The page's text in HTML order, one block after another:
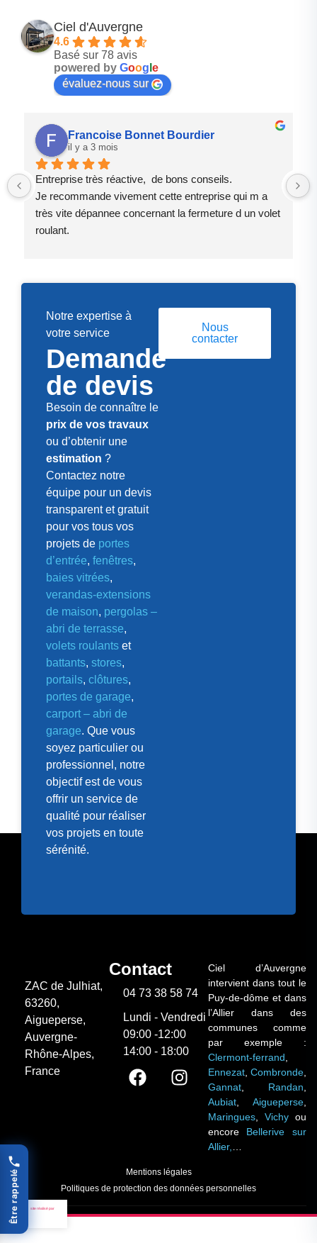
Ciel d'Auvergne
4.6
Basé sur 78 avis
powered by Goog e
évaluez-nous sur
Francoise Bonnet Bourdier
il y a 3 mois
Entreprise très réactive,  de bons conseils.
Je recommande vivement cette entreprise qui m a
très vite dépannee concernant la fermeture d un volet
roulant.
Notre expertise à
votre service
Demande
de devis
Besoin de connaître le
prix de vos travaux
ou d’obtenir une
estimation ?
Contactez notre
équipe pour un devis
transparent et gratuit
pour vos tous vos
projets de portes
d’entrée, fenêtres,
baies vitrées,
verandas-extensions
de maison, pergolas –
abri de terrasse,
volets roulants et
battants, stores,
portails, clôtures,
portes de garage,
carport – abri de
garage. Que vous
soyez particulier ou
professionnel, notre
objectif est de vous
offrir un service de
qualité pour réaliser
vos projets en toute
sérénité.
Nous
contacter
ZAC de Julhiat,
63260,
Aigueperse,
Auvergne-
Rhône-Alpes,
France
Contact
04 73 38 58 74
Lundi - Vendredi
09:00 -12:00
14:00 - 18:00
Ciel d’Auvergne
intervient dans tout le
Puy-de-dôme et dans
l’Allier dans des
communes comme
par exemple :
Clermont-ferrand
Ennezat, Combronde,
Gannat, Randan
Aubiat, Aigueperse,
Maringues, Vichyou
encore Bellerive sur
Allier,
Mentions légales
Politiques de protection des données personnelles
site réalisé par
Être rappelé